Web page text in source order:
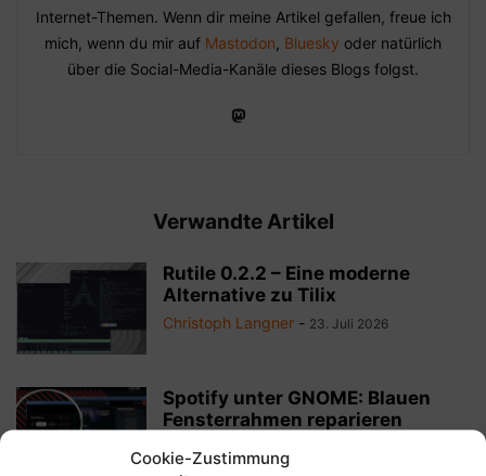
Cookie-Zustimmung
Internet-Themen. Wenn dir meine Artikel gefallen, freue ich
mich, wenn du mir auf Mastodon Bluesky oder natürlich
über die Social-Media-Kanäle dieses Blogs folgst.
Verwandte Artikel
Rutile 0.2.2 – Eine moderne
Alternative zu Tilix
Christoph Langner - 23. Juli 2026
Spotify unter GNOME: Blauen
Fensterrahmen reparieren
Christoph Langner